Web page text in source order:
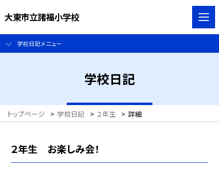
大東市立諸福小学校
学校日記メニュー
学校日記
トップページ > 学校日記 > ２年生 > 詳細
２年生 お楽しみ会！